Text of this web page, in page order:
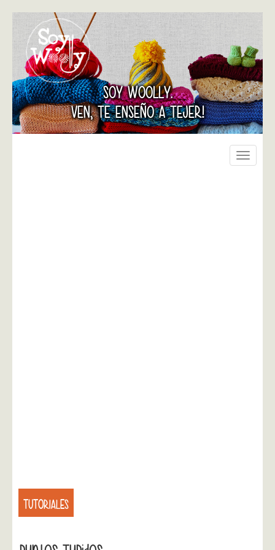
SOY WOOLLY.
VEN, TE ENSEÑO A TEJER!
Toggle
TUTORIALES